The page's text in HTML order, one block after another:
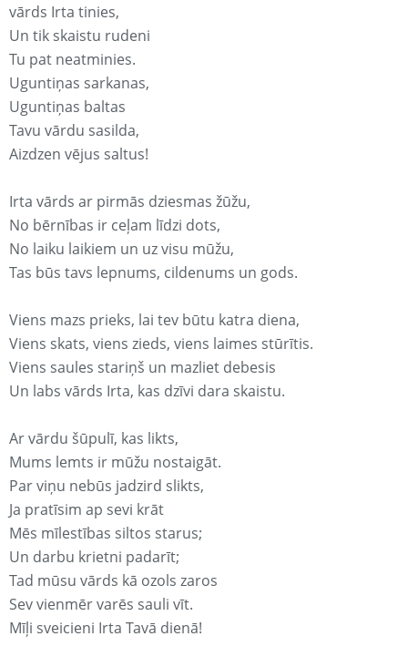
vārds Irta tinies,
Un tik skaistu rudeni
Tu pat neatminies.
Uguntiņas sarkanas,
Uguntiņas baltas
Tavu vārdu sasilda,
Aizdzen vējus saltus!
Irta vārds ar pirmās dziesmas žūžu,
No bērnības ir ceļam līdzi dots,
No laiku laikiem un uz visu mūžu,
Tas būs tavs lepnums, cildenums un gods.
Viens mazs prieks, lai tev būtu katra diena,
Viens skats, viens zieds, viens laimes stūrītis.
Viens saules stariņš un mazliet debesis
Un labs vārds Irta, kas dzīvi dara skaistu.
Ar vārdu šūpulī, kas likts,
Mums lemts ir mūžu nostaigāt.
Par viņu nebūs jadzird slikts,
Ja pratīsim ap sevi krāt
Mēs mīlestības siltos starus;
Un darbu krietni padarīt;
Tad mūsu vārds kā ozols zaros
Sev vienmēr varēs sauli vīt.
Mīļi sveicieni Irta Tavā dienā!